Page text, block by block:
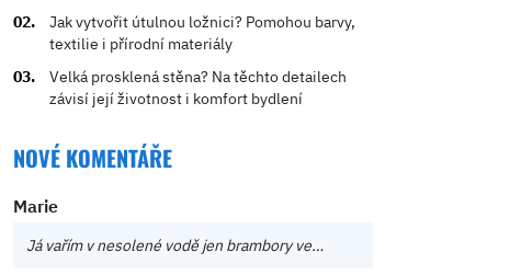
Jak vytvořit útulnou ložnici? Pomohou barvy,
textilie i přírodní materiály
Velká prosklená stěna? Na těchto detailech
závisí její životnost i komfort bydlení
NOVÉ KOMENTÁŘE
Marie
Já vařím v nesolené vodě jen brambory ve…